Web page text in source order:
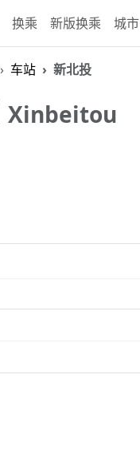
换乘 新版换乘 城市
车站 新北投
Xinbeitou